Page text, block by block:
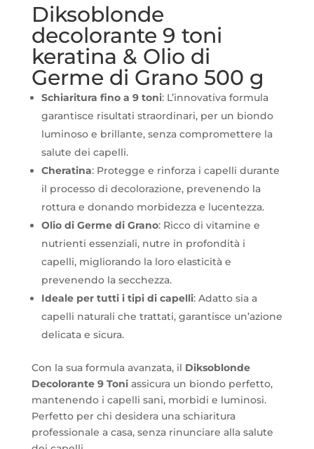
Diksoblonde
decolorante 9 toni
keratina & Olio di
Germe di Grano 500 g
Schiaritura fino a 9 toni: L’innovativa formula
garantisce risultati straordinari, per un biondo
luminoso e brillante, senza compromettere la
salute dei capelli.
Cheratina: Protegge e rinforza i capelli durante
il processo di decolorazione, prevenendo la
rottura e donando morbidezza e lucentezza.
Olio di Germe di Grano: Ricco di vitamine e
nutrienti essenziali, nutre in profondità i
capelli, migliorando la loro elasticità e
prevenendo la secchezza.
Ideale per tutti i tipi di capelli: Adatto sia a
capelli naturali che trattati, garantisce un’azione
delicata e sicura.
Con la sua formula avanzata, il Diksoblonde
Decolorante 9 Toniassicura un biondo perfetto,
mantenendo i capelli sani, morbidi e luminosi.
Perfetto per chi desidera una schiaritura
professionale a casa, senza rinunciare alla salute